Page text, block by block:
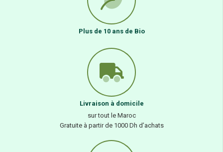
Plus de 10 ans de Bio
Livraison à domicile
sur tout le Maroc
Gratuite à partir de 1000 Dh d’achats